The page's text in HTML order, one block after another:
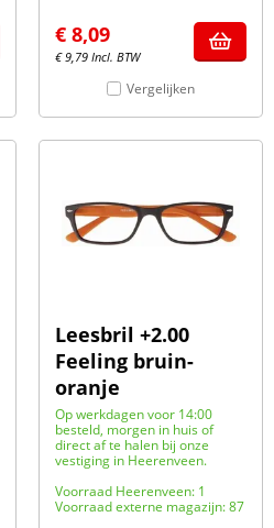
€ 8,09
€9,79 Incl. BTW
Vergelijken
Leesbril +2.00
Feeling bruin-
oranje
Op werkdagen voor 14:00
besteld, morgen in huis of
direct af te halen bij onze
vestiging in Heerenveen.
Voorraad Heerenveen: 1
Voorraad externe magazijn: 87